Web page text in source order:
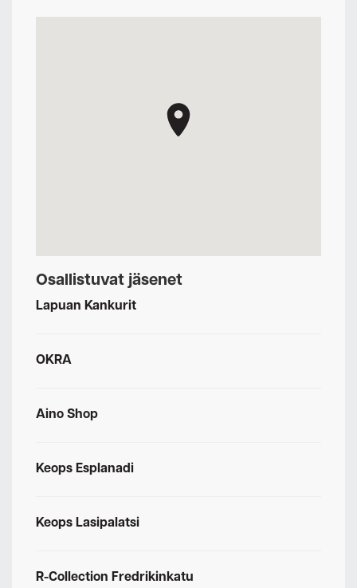
Osallistuvat jäsenet
Lapuan Kankurit
OKRA
Aino Shop
Keops Esplanadi
Keops Lasipalatsi
R-Collection Fredrikinkatu